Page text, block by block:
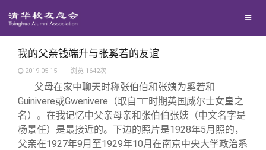
西南联大校友会
回馈母校
捐赠项目
媒体平台
我的父亲钱端升与张奚若的友谊
2019-05-15 | 浏览 1642次
父母在家中聊天时称张伯伯和张姨为奚若和
Guinivere或Gwenivere（取自□□时期英国威尔士女皇之
名）。在我记忆中父亲母亲和张伯伯张姨（中文名字是
杨景任）是最接近的。下边的照片是1928年5月照的，
父亲在1927年9月至1929年10月在南京中央大学政治系